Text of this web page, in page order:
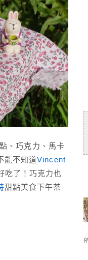
、巧克力、馬卡
能不知道Vincent
吃了！巧克力也
甜點美食下午茶